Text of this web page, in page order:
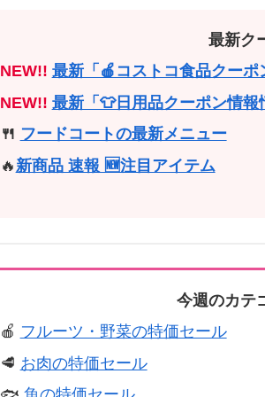
最新ク
NEW!! 最新「🍎コストコ食品クーポ
NEW!! 最新「👕日用品クーポン情報
🍴 フードコートの最新メニュー
🔥 新商品 速報 🆕注目アイテム
今週のカテ
🍎 フルーツ・野菜の特価セール
🥩 お肉の特価セール